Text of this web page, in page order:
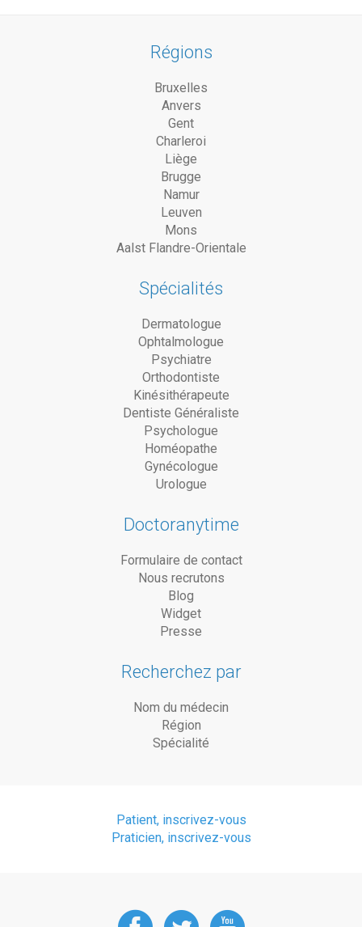
Régions
Bruxelles
Anvers
Gent
Charleroi
Liège
Brugge
Namur
Leuven
Mons
Aalst Flandre-Orientale
Spécialités
Dermatologue
Ophtalmologue
Psychiatre
Orthodontiste
Kinésithérapeute
Dentiste Généraliste
Psychologue
Homéopathe
Gynécologue
Urologue
Doctoranytime
Formulaire de contact
Nous recrutons
Blog
Widget
Presse
Recherchez par
Nom du médecin
Région
Spécialité
Patient, inscrivez-vous
Praticien, inscrivez-vous